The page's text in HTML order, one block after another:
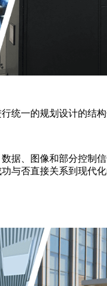
一的规划设计的结
据、图像和部分控制
否直接关系到现代